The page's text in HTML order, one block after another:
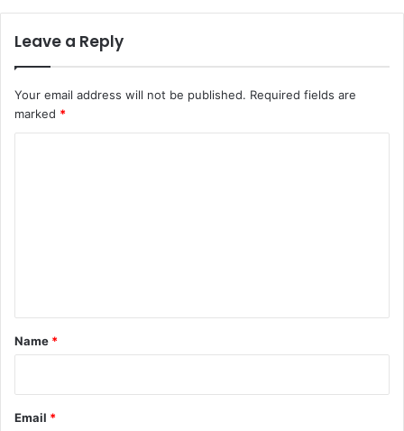
Leave a Reply
Your email address will not be published. Required fields are
marked *
*
Name *
Email *